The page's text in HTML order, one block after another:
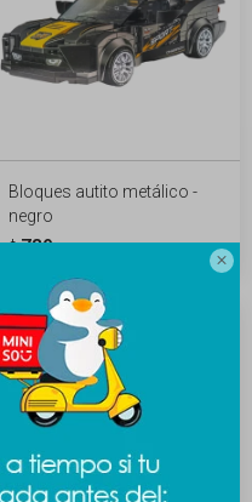

Bloques autito metálico -
negro
$ 789